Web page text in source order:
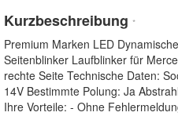
Kurzbeschreibung *
Premium Marken LED
Seitenblinker Laufblinker für
rechte Seite Technische Daten:
14V Bestimmte Polung: Ja
Ihre Vorteile: - Ohne